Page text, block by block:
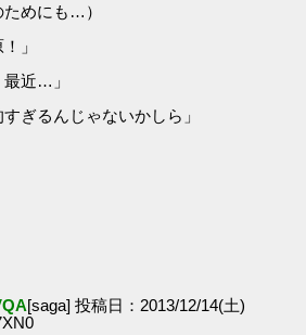
めにも…）
」
近…」
ぎるんじゃないかしら」
[saga] 投稿日：2013/12/14(土)